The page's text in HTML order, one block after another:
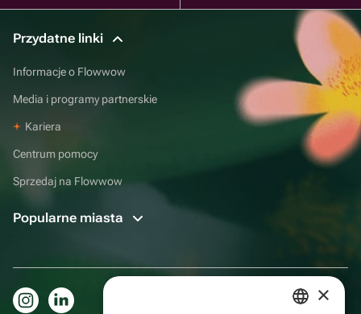
Przydatne linki
Informacje o Flowwow
Media i programy partnerskie
Kariera
Centrum pomocy
Sprzedaj na Flowwow
Popularne miasta
×